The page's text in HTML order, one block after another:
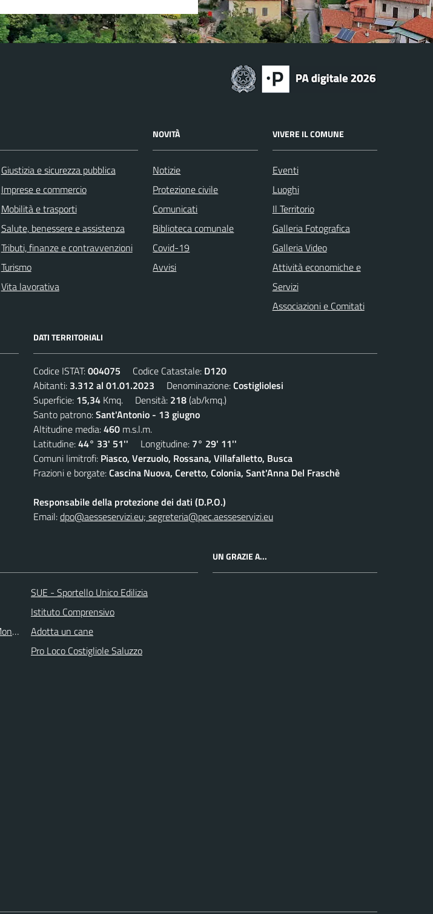
Giustizia e sicurezza pubblica
Imprese e commercio
Mobilità e trasporti
Salute, benessere e assistenza
Tributi, finanze e contravvenzioni
Turismo
Vita lavorativa
NOVITÀ
Notizie
Protezione civile
Comunicati
Biblioteca comunale
Covid-19
Avvisi
VIVERE IL COMUNE
Eventi
Luoghi
Il Territorio
Galleria Fotografica
Galleria Video
Attività economiche e
Servizi
Associazioni e Comitati
DATI TERRITORIALI
Codice ISTAT:004075 Codice Catastale: D120
Abitanti: 3.312 al 01.01.2023 Denominazione:Costigliolesi
Superficie: 15,34 Kmq. Densità: 218(ab/kmq.)
Santo patrono:Sant'Antonio - 13 giugno
Altitudine media:460 m.s.l.m.
Latitudine:44° 33' 51'' Longitudine: 7° 29' 11''
Comuni limitrofi: Piasco, Verzuolo, Rossana, Villafalletto, Busca
Frazioni e borgate:Cascina Nuova, Ceretto, Colonia, Sant'Anna Del Fraschè
Responsabile della protezione dei dati (D.P.O.)
Email:dpo@aesseservizi.eu; segreteria@pec.aesseservizi.eu
e Savigliano
SUE - Sportello Unico Edilizia
Istituto Comprensivo
Adotta un cane
Pro Loco Costigliole Saluzzo
UN GRAZIE A...